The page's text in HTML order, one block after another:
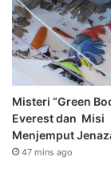
Misteri “Green
Everest dan Misi
Menjemput
47 mins ago